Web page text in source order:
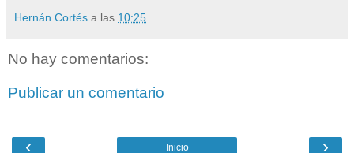
Hernán Cortés a las 10:25
No hay comentarios:
Publicar un comentario
‹ ›
Inicio